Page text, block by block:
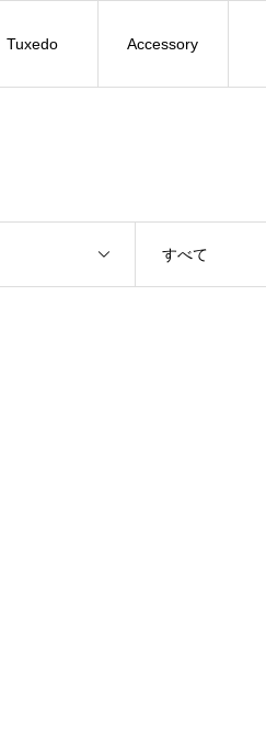
Tuxedo Accessory
すべて